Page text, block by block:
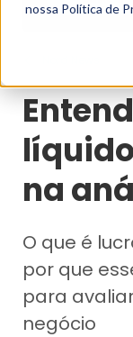
nossa Política de
na
O que é
por que
para
negócio